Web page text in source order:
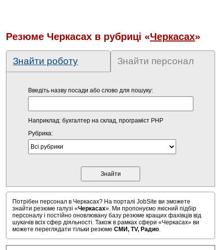
Резюме Черкасах в рубриці «Черкасах»
Знайти роботу Знайти персонал
Введіть назву посади або слово для пошуку:
Наприклад: бухгалтер на склад, програміст PHP
Рубрика:
Потрібен персонал в Черкасах? На порталі JobSite ви зможете
знайти резюме галузі «Черкасах». Ми пропонуємо якісний підбір
персоналу і постійно оновлювану базу резюме кращих фахівців від
шукачів всіх сфер діяльності. Також в рамках сфери «Черкасах» ви
можете переглядати тільки резюме СМИ, TV, Радио.